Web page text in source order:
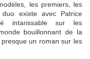
les premiers, les
existe avec Patrice
intarissable sur les
bouillonnant de la
un roman sur les